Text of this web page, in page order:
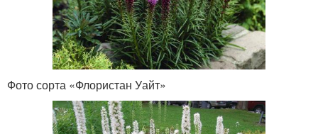
Фото сорта «Флористан Уайт»